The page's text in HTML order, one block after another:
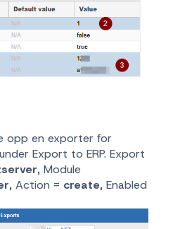
opp en exporter for
Export to ERP. Export
, Module
, Action = create, Enabled